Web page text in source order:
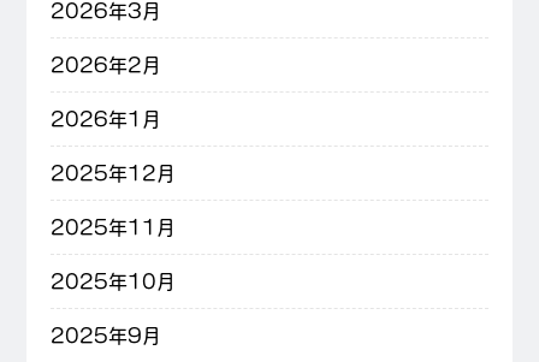
2026年3月
2026年2月
2026年1月
2025年12月
2025年11月
2025年10月
2025年9月